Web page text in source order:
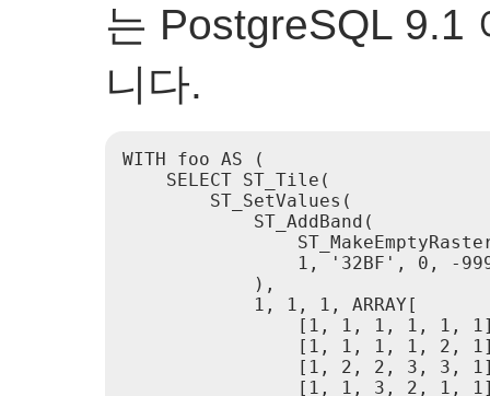
는 PostgreSQL 9.1
니다.
WITH foo AS (
    SELECT ST_Tile(
        ST_SetValues(
            ST_AddBand(
1, '32BF', 0, -
            ),
            1, 1, 1, ARRAY[
[1, 1, 1, 1, 1,
[1, 1, 1, 1, 2,
[1, 2, 2, 3, 3,
[1, 1, 3, 2, 1,